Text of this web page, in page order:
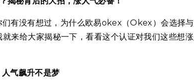
们有没有想过，为什么欧易okex（Okex）会选择与
来给大家揭秘一下，看看这个认证对我们这些想
气飙升不是梦